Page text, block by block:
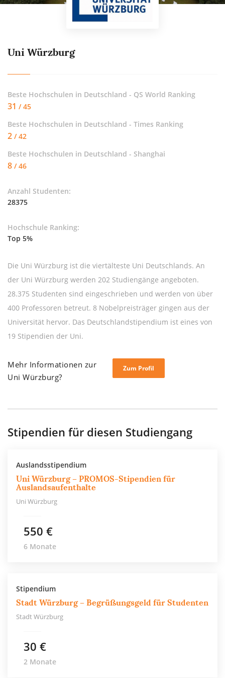
Uni Würzburg
Beste Hochschulen in Deutschland - QS World Ranking
31 / 45
Beste Hochschulen in Deutschland - Times Ranking
2 / 42
Beste Hochschulen in Deutschland - Shanghai
8 / 46
Anzahl Studenten:
28375
Hochschule Ranking:
Top 5%
Die Uni Würzburg ist die viertälteste Uni Deutschlands. An
der Uni Würzburg werden 202 Studiengänge angeboten.
28.375 Studenten sind eingeschrieben und werden von über
400 Professoren betreut. 8 Nobelpreisträger gingen aus der
Universität hervor. Das Deutschlandstipendium ist eines von
19 Stipendien der Uni.
Mehr Informationen zur
Uni Würzburg?
Zum Profil
Stipendien für diesen Studiengang
Auslandsstipendium
Uni Würzburg – PROMOS-Stipendien für
Auslandsaufenthalte
Uni Würzburg
550 €
6 Monate
Stipendium
Stadt Würzburg – Begrüßungsgeld für Studenten
Stadt Würzburg
30 €
2 Monate